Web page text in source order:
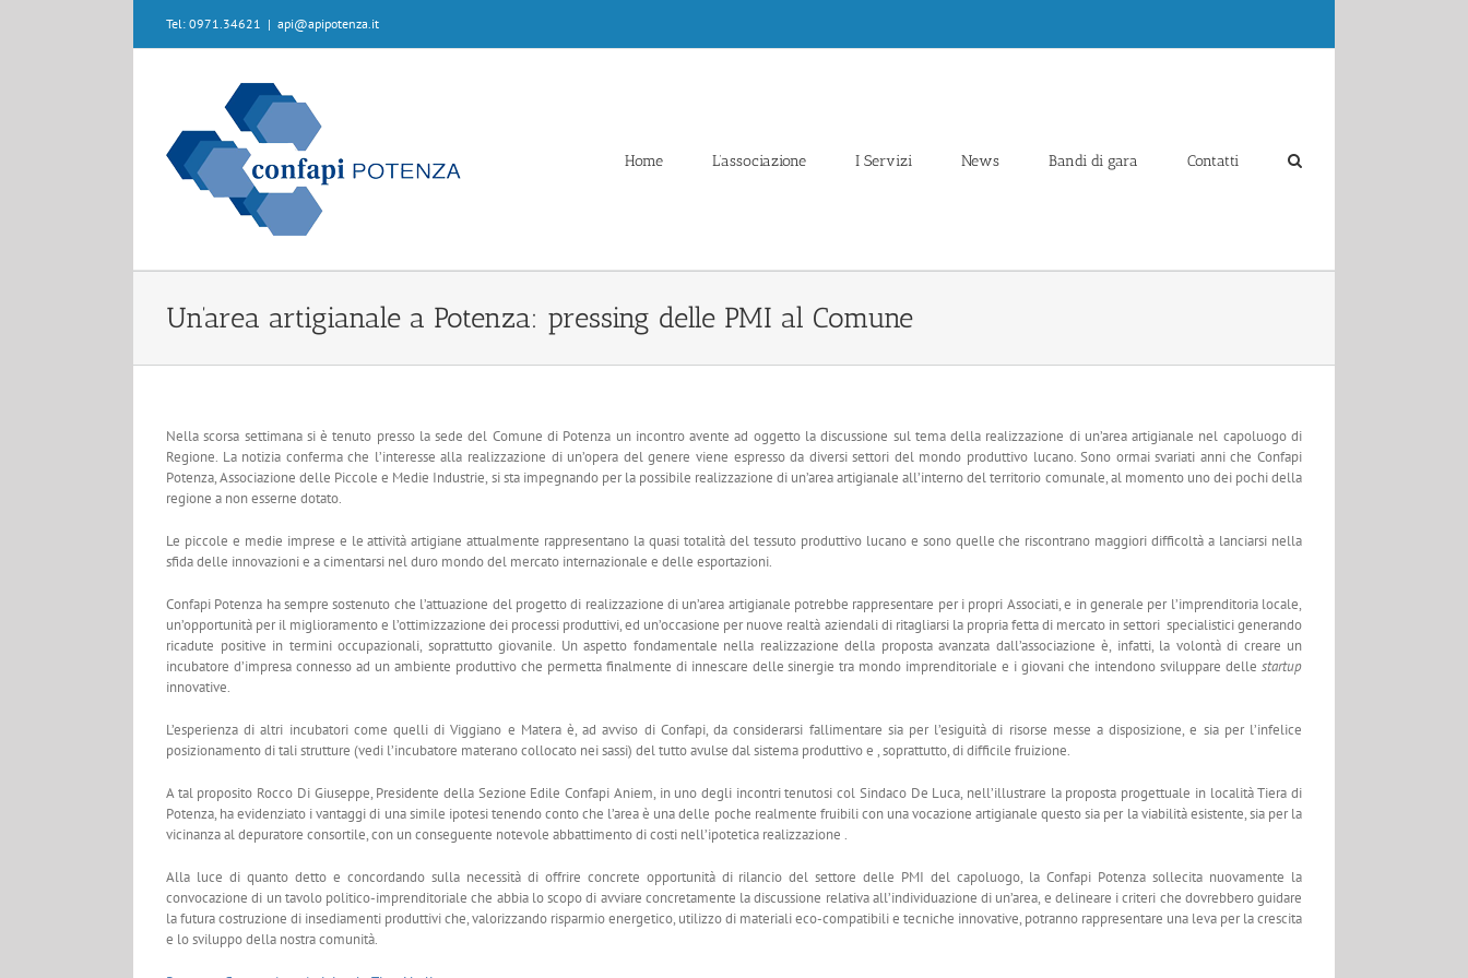
Tel: 0971.34621 | api@apipotenza.it
Home L’associazione I Servizi News Bandi di gara Contatti
Un’area artigianale a Potenza: pressing delle PMI al Comune
Nella scorsa settimana si è tenuto presso la sede del Comune di Potenza un incontro avente ad oggetto la discussione sul tema della realizzazione di un’area artigianale nel capoluogo di
Regione. La notizia conferma che l’interesse alla realizzazione di un’opera del genere viene espresso da diversi settori del mondo produttivo lucano. Sono ormai svariati anni che Confapi
Potenza, Associazione delle Piccole e Medie Industrie, si sta impegnando per la possibile realizzazione di un’area artigianale all’interno del territorio comunale, al momento uno dei pochi della
regione a non esserne dotato.
Le piccole e medie imprese e le attività artigiane attualmente rappresentano la quasi totalità del tessuto produttivo lucano e sono quelle che riscontrano maggiori difficoltà a lanciarsi nella
sfida delle innovazioni e a cimentarsi nel duro mondo del mercato internazionale e delle esportazioni.
Confapi Potenza ha sempre sostenuto che l’attuazione del progetto di realizzazione di un’area artigianale potrebbe rappresentare per i propri Associati, e in generale per l’imprenditoria locale,
un’opportunità per il miglioramento e l’ottimizzazione dei processi produttivi, ed un’occasione per nuove realtà aziendali di ritagliarsi la propria fetta di mercato in settori specialistici generando
ricadute positive in termini occupazionali, soprattutto giovanile. Un aspetto fondamentale nella realizzazione della proposta avanzata dall’associazione è, infatti, la volontà di creare un
incubatore d’impresa connesso ad un ambiente produttivo che permetta finalmente di innescare delle sinergie tra mondo imprenditoriale e i giovani che intendono sviluppare delle startup
innovative.
L’esperienza di altri incubatori come quelli di Viggiano e Matera è, ad avviso di Confapi, da considerarsi fallimentare sia per l’esiguità di risorse messe a disposizione, e sia per l’infelice
posizionamento di tali strutture (vedi l’incubatore materano collocato nei sassi) del tutto avulse dal sistema produttivo e , soprattutto, di difficile fruizione.
A tal proposito Rocco Di Giuseppe, Presidente della Sezione Edile Confapi Aniem, in uno degli incontri tenutosi col Sindaco De Luca, nell’illustrare la proposta progettuale in località Tiera di
Potenza, ha evidenziato i vantaggi di una simile ipotesi tenendo conto che l’area è una delle poche realmente fruibili con una vocazione artigianale questo sia per la viabilità esistente, sia per la
vicinanza al depuratore consortile, con un conseguente notevole abbattimento di costi nell’ipotetica realizzazione .
Alla luce di quanto detto e concordando sulla necessità di offrire concrete opportunità di rilancio del settore delle PMI del capoluogo, la Confapi Potenza sollecita nuovamente la
convocazione di un tavolo politico-imprenditoriale che abbia lo scopo di avviare concretamente la discussione relativa all’individuazione di un’area, e delineare i criteri che dovrebbero guidare
la futura costruzione di insediamenti produttivi che, valorizzando risparmio energetico, utilizzo di materiali eco-compatibili e tecniche innovative, potranno rappresentare una leva per la crescita
e lo sviluppo della nostra comunità.